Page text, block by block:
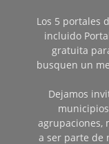
Los 5 portales
incluido
gratuita
busquen un
Dejamos
agrupaciones,
a ser parte de